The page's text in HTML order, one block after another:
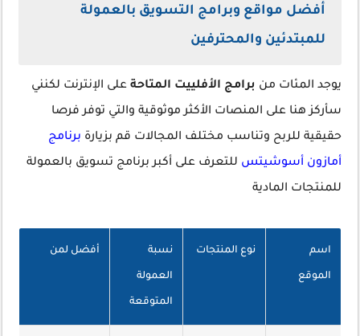
أفضل مواقع وبرامج التسويق بالعمولة
للمبتدئين والمحترفين
يوجد المئات من برامج الأفلييت المتاحة على الإنترنت لكنني
سأركز هنا على المنصات الأكثر موثوقية والتي توفر فرصا
حقيقية للربح وتناسب مختلف المجالات قم بزيارة برنامج
أمازون أسوشيتس للتعرف على أكبر برنامج تسويق بالعمولة
للمنتجات المادية
اسم
الموقع
نوع المنتجات نسبة
العمولة
المتوقعة
أفضل لمن